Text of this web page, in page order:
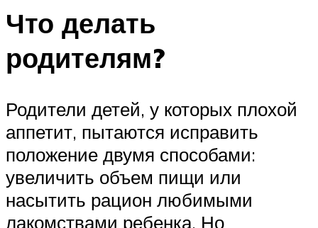
Что делать
родителям?
Родители детей, у которых плохой
аппетит, пытаются исправить
положение двумя способами:
увеличить объем пищи или
насытить рацион любимыми
лакомствами ребенка. Но